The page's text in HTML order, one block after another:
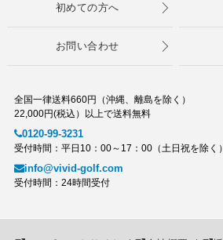
初めての方へ
お問い合わせ
全国一律送料660円（沖縄、離島を除く）
22,000円(税込）以上で送料無料
0120-99-3231
受付時間：平日10：00～17：00（土日祝を除く）
info@vivid-golf.com
受付時間：24時間受付